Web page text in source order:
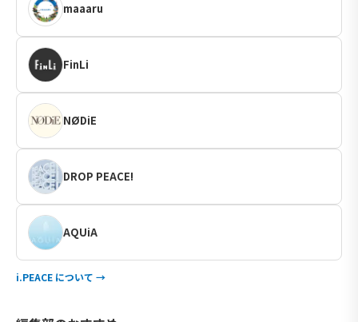
maaaru
FinLi
NØDiE
DROP PEACE!
AQUiA
i.PEACE について →